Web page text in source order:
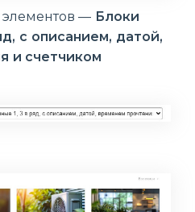
— Блоки
с описанием, датой,
и счетчиком